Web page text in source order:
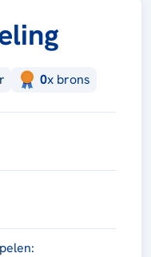
0x brons